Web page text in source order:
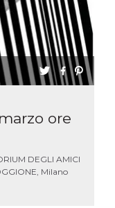
ore
DEGLI AMICI
Milano